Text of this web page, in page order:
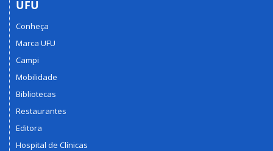
UFU
Conheça
Marca UFU
Campi
Mobilidade
Bibliotecas
Restaurantes
Editora
Hospital de Clínicas